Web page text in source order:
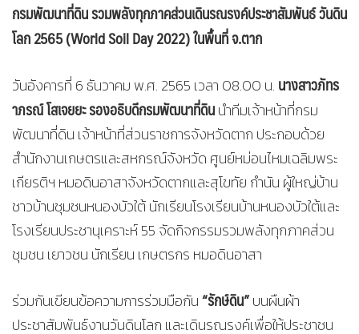
กรมพัฒนาที่ดิน รวมพลังทุกภาคส่วนเดินรณรงค์ประชาสัมพันธ์ วันดิน
โลก 2565 (World Soil Day 2022) ในพื้นที่ จ.ตาก
วันอังคารที่ 6 ธันวาคม พ.ศ. 2565 เวลา 08.00 น. นางสาวภัทร
าภรณ์ โสเจยยะ รองอธิบดีกรมพัฒนาที่ดินนำทีมเจ้าหน้าที่กรม
พัฒนาที่ดิน เจ้าหน้าที่ส่วนราชการจังหวัดตาก ประกอบด้วย
สำนักงานเกษตรและสหกรณ์จังหวัด ศูนย์หม่อนไหมเฉลิมพระ
เกียรติฯ หมอดินอาสาจังหวัดตากและสุโขทัย กำนัน ผู้ใหญ่บ้าน
ชาวบ้านชุมชนหนองบัวใต้ นักเรียนโรงเรียนบ้านหนองบัวใต้และ
โรงเรียนประชานุเคราะห์ 55 จัดกิจกรรมรวมพลังทุกภาคส่วน
ชุมชน เยาวชน นักเรียน เกษตรกร หมอดินอาสา
ร่วมกันเขียนข้อความการร่วมมือกัน“รักษ์ดิน”บนผืนผ้า
ประชาสัมพันธ์งานวันดินโลก และเดินรณรงค์เพื่อให้ประชาชน